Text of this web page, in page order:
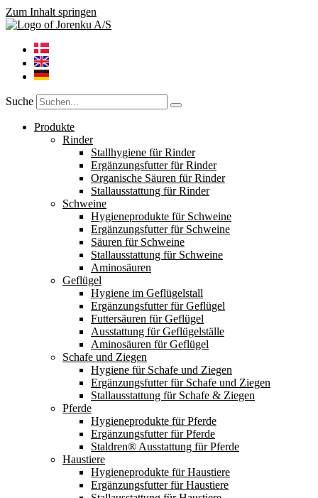
Zum Inhalt springen
Suche
Produkte
Rinder
Stallhygiene für Rinder
Ergänzungsfutter für Rinder
Organische Säuren für Rinder
Stallausstattung für Rinder
Schweine
Hygieneprodukte für Schweine
Ergänzungsfutter für Schweine
Säuren für Schweine
Stallausstattung für Schweine
Aminosäuren
Geflügel
Hygiene im Geflügelstall
Ergänzungsfutter für Geflügel
Futtersäuren für Geflügel
Ausstattung für Geflügelställe
Aminosäuren für Geflügel
Schafe und Ziegen
Hygiene für Schafe und Ziegen
Ergänzungsfutter für Schafe und Ziegen
Stallausstattung für Schafe & Ziegen
Pferde
Hygieneprodukte für Pferde
Ergänzungsfutter für Pferde
Staldren® Ausstattung für Pferde
Haustiere
Hygieneprodukte für Haustiere
Ergänzungsfutter für Haustiere